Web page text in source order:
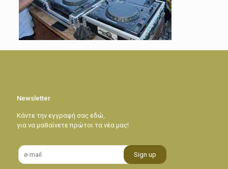
Newsletter
Κάντε την εγγραφή σας εδώ,
για να μαθαίνετε πρώτοι τα νέα μας!